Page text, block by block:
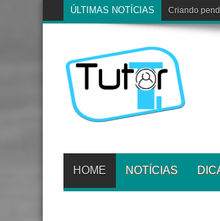
ÚLTIMAS NOTÍCIAS Criando
HOME NOTÍCIAS